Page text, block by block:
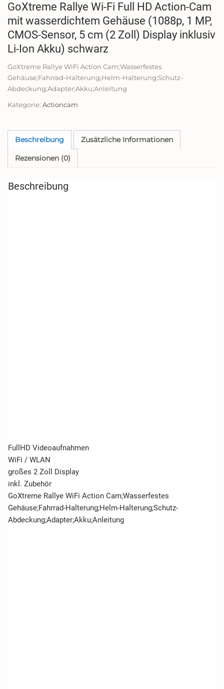
GoXtreme Rallye Wi-Fi Full HD Action-Cam
mit wasserdichtem Gehäuse (1088p, 1 MP,
CMOS-Sensor, 5 cm (2 Zoll) Display inklusiv
Li-Ion Akku) schwarz
GoXtreme Rallye WiFi Action Cam;Wasserfestes
Gehäuse;Fahrrad-Halterung;Helm-Halterung;Schutz-
Abdeckung;Adapter;Akku;Anleitung
Kategorie: Actioncam
Beschreibung Zusätzliche Informationen
Rezensionen (0)
Beschreibung
FullHD Videoaufnahmen
WiFi / WLAN
großes 2 Zoll Display
inkl. Zubehör
GoXtreme Rallye WiFi Action Cam;Wasserfestes
Gehäuse;Fahrrad-Halterung;Helm-Halterung;Schutz-
Abdeckung;Adapter;Akku;Anleitung